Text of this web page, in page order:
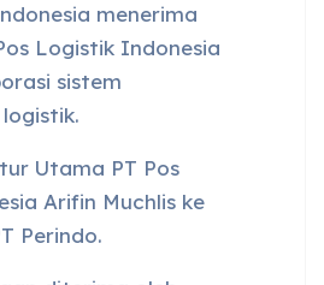
menerima
Logistik Indonesia
sistem
Utama PT Pos
Arifin Muchlis ke
Perindo.